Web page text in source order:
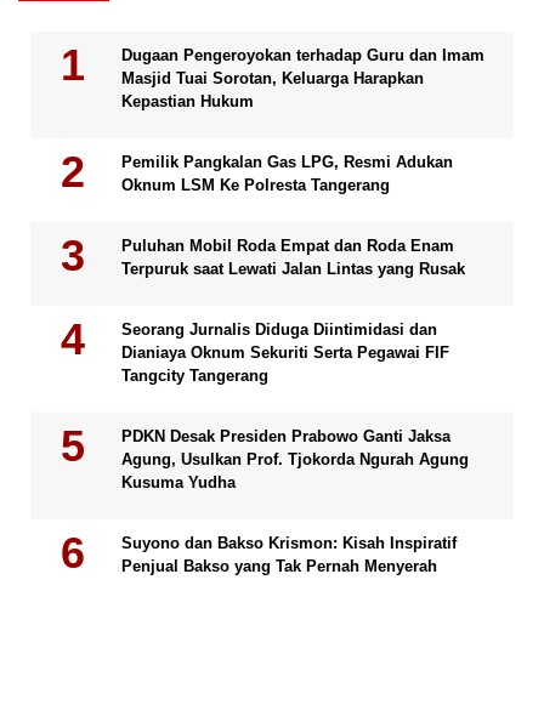
Dugaan Pengeroyokan terhadap Guru dan Imam
Masjid Tuai Sorotan, Keluarga Harapkan
Kepastian Hukum
Pemilik Pangkalan Gas LPG, Resmi Adukan
Oknum LSM Ke Polresta Tangerang
Puluhan Mobil Roda Empat dan Roda Enam
Terpuruk saat Lewati Jalan Lintas yang Rusak
Seorang Jurnalis Diduga Diintimidasi dan
Dianiaya Oknum Sekuriti Serta Pegawai FIF
Tangcity Tangerang
PDKN Desak Presiden Prabowo Ganti Jaksa
Agung, Usulkan Prof. Tjokorda Ngurah Agung
Kusuma Yudha
Suyono dan Bakso Krismon: Kisah Inspiratif
Penjual Bakso yang Tak Pernah Menyerah